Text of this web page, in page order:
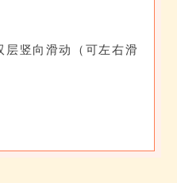
层竖向滑动（可左右滑